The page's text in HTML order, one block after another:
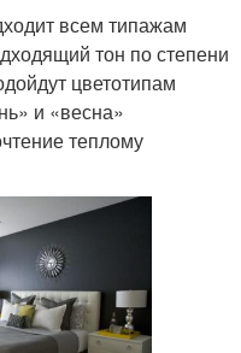
всем типажам
тон по степени
цветотипам
и «весна»
теплому